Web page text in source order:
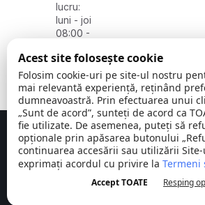
lucru:
luni - joi
08:00 -
vineri
08:00 -
14:00
Comuna
Stejaru |
județul
Concept realizat deBig Media Relații
Acest site folosește cookie
Folosim cookie-uri pe site-ul nostru
mai relevantă experiență, reținând
dumneavoastră. Prin efectuarea unui
„Sunt de acord”, sunteți de acord ca
fie utilizate. De asemenea, puteți să
opționale prin apăsarea butonului
continuarea accesării sau utilizării
exprimați acordul cu privire la Termeni
Accept TOATE Resping